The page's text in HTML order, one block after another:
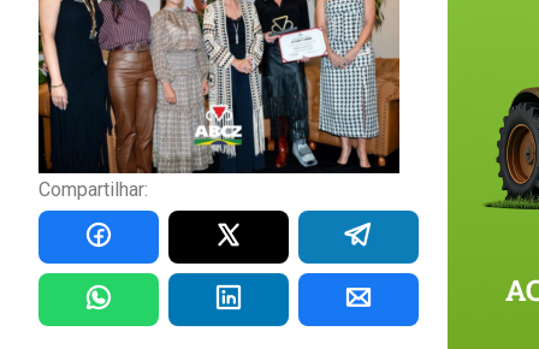
Compartilhar: